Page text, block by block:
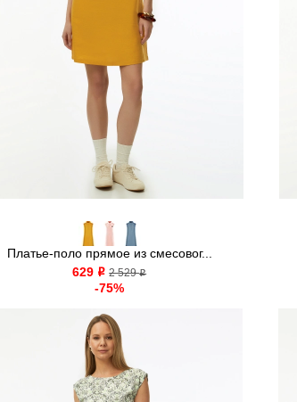
Платье-поло прямое из смесовог...
629 o 2 529o
-75%